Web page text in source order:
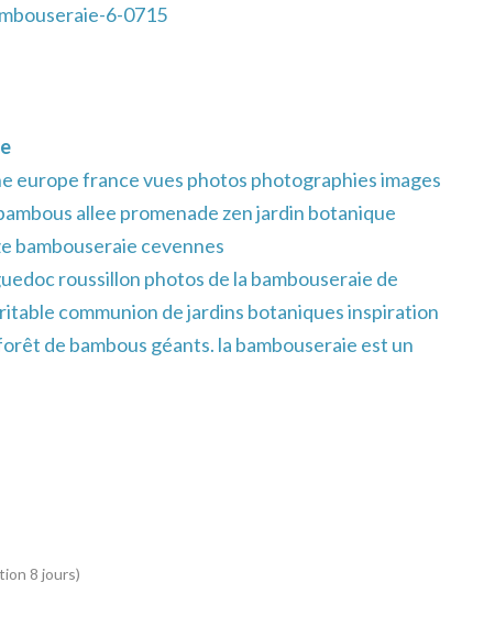
6-0715
europe france vues photos photographies images
allee promenade zen jardin botanique
bambouseraie cevennes
roussillon photos de la bambouseraie de
communion de jardins botaniques inspiration
de bambous géants. la bambouseraie est un
8 jours)